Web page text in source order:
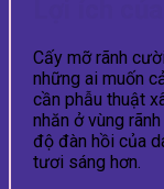
Cấy mỡ rãnh
những ai muốn
cần phẫu thuật
nhăn ở vùng
độ đàn hồi của
tươi sáng hơn.